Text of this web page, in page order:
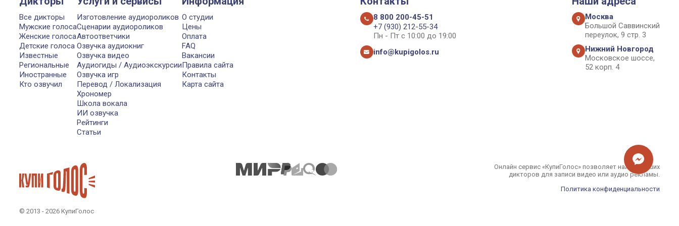
Все дикторы
Мужские голоса
Женские голоса
Детские голоса
Известные
Региональные
Иностранные
Кто озвучил
Изготовление аудиороликов
Сценарии аудиороликов
Автоответчики
Озвучка аудиокниг
Озвучка видео
Аудиогиды / Аудиоэкскурсии
Озвучка игр
Перевод / Локализация
Хрономер
Школа вокала
ИИ озвучка
Рейтинги
Статьи
О студии
Цены
Оплата
FAQ
Вакансии
Правила сайта
Контакты
Карта сайта
8 800 200-45-51
+7 (930) 212-55-34
Пн - Пт с 10:00 до 19:00
info@kupigolos.ru
Москва
Большой Саввинский
переулок, 9 стр. 3
Нижний Новгород
Московское шоссе,
52 корп. 4
© 2013 - 2026 КупиГолос
Онлайн сервис «КупиГолос» позволяет найти лучших
дикторов для записи видео или аудио рекламы.
Политика конфиденциальности